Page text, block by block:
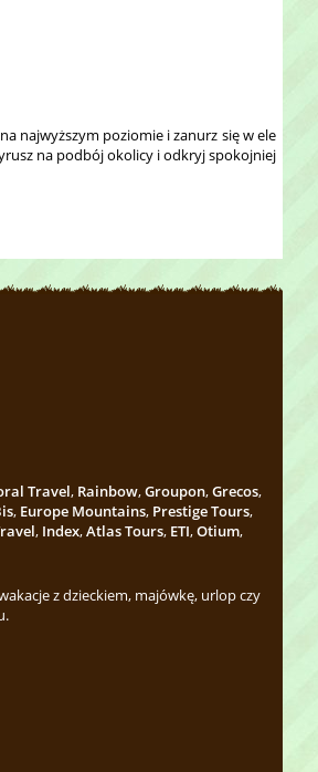
najwyższym poziomie i zanurz się w ele
na podbój okolicy i odkryj spokojniej
Travel, Rainbow,Groupon,Grecos,
, Europe Mountains, Prestige Tours,
, Index,Atlas Tours, ETI,Otium,
z dzieckiem, majówkę, urlop czy